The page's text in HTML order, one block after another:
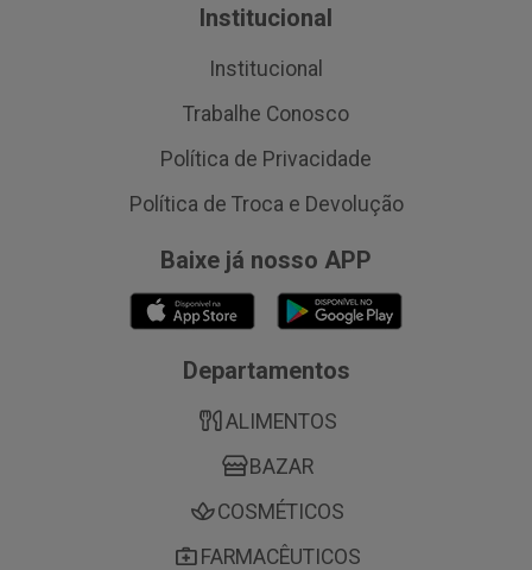
Institucional
Institucional
Trabalhe Conosco
Política de Privacidade
Política de Troca e Devolução
Baixe já nosso APP
Departamentos
ALIMENTOS
BAZAR
COSMÉTICOS
FARMACÊUTICOS